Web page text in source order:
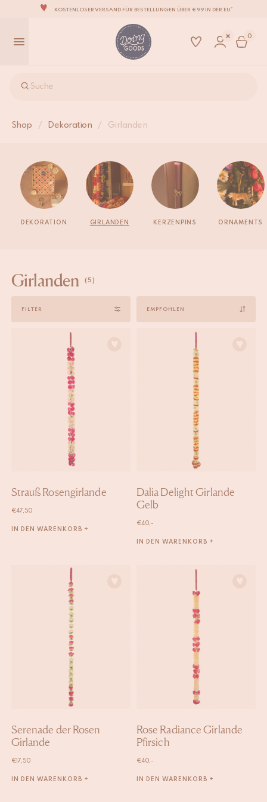
KOSTENLOSER VERSAND FÜR BESTELLUNGEN ÜBER €99 IN DER EU*
DIE LIEBENSWERTESTE WOHNACCESSOIRE-MARKE DER WELT
ZU 100% MIT LIEBE VON HAND GEFERTIGT
WIR VERPFLICHTEN UNS, DEINE ARTIKEL INNERHALB VON 1 BIS 2 WERKTAGEN ZU
0
Suche
Shop / Dekoration / Girlanden
DEKORATION GIRLANDEN KERZENPINS ORNAMENTS
Girlanden (5)
FILTER
Strauß Rosengirlande
€47,50
IN DEN WARENKORB +
Dalia Delight Girlande
Gelb
€40,-
IN DEN WARENKORB +
Serenade der Rosen
Girlande
€ 17,50
IN DEN WARENKORB +
Rose Radiance Girlande
Pfirsich
€40,-
IN DEN WARENKORB +